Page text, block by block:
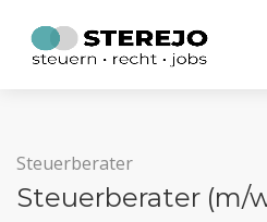
Steuerberater
Steuerberater (m/